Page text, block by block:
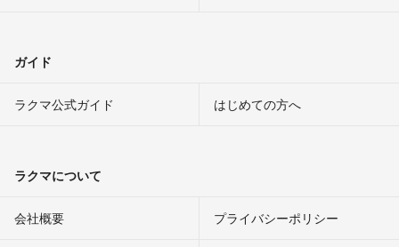
ガイド
ラクマ公式ガイド はじめての方へ
ラクマについて
会社概要 プライバシーポリシー